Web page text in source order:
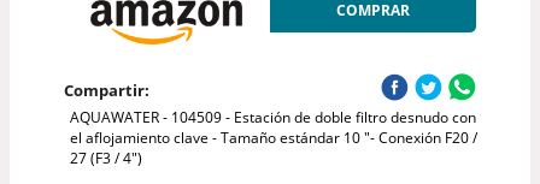
COMPRAR
Compartir:
AQUAWATER - 104509 - Estación de doble filtro desnudo con
el aflojamiento clave - Tamaño estándar 10 "- Conexión F20 /
27 (F3 / 4")